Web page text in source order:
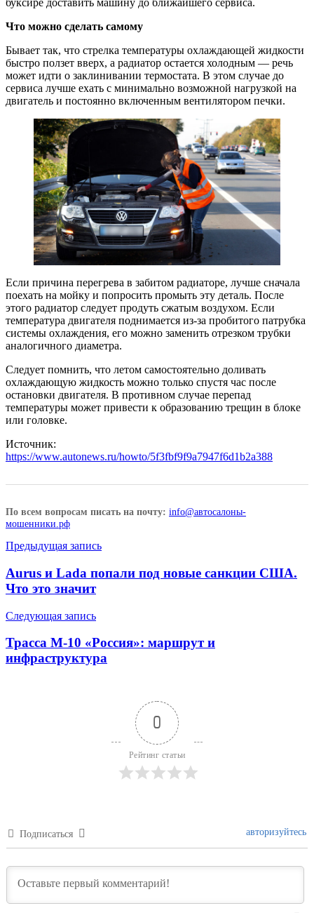
буксире доставить машину до ближайшего сервиса.
Что можно сделать самому
Бывает так, что стрелка температуры охлаждающей жидкости
быстро ползет вверх, а радиатор остается холодным — речь
может идти о заклинивании термостата. В этом случае до
сервиса лучше ехать с минимально возможной нагрузкой на
двигатель и постоянно включенным вентилятором печки.
Если причина перегрева в забитом радиаторе, лучше сначала
поехать на мойку и попросить промыть эту деталь. После
этого радиатор следует продуть сжатым воздухом. Если
температура двигателя поднимается из-за пробитого патрубка
системы охлаждения, его можно заменить отрезком трубки
аналогичного диаметра.
Следует помнить, что летом самостоятельно доливать
охлаждающую жидкость можно только спустя час после
остановки двигателя. В противном случае перепад
температуры может привести к образованию трещин в блоке
или головке.
Источник:
https://www.autonews.ru/howto/5f3fbf9f9a7947f6d1b2a388
По всем вопросам писать на почту: info@автосалоны-
мошенники.рф
Навигация
по
записям
Предыдущая запись
Aurus и Lada попали под новые санкции США.
Что это значит
Следующая запись
Трасса М-10 «Россия»: маршрут и
инфраструктура
0
Рейтинг статьи
Подписаться авторизуйтесь